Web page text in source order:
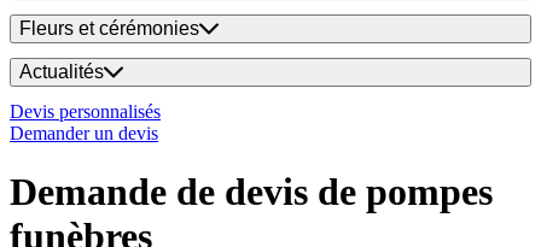
Fleurs et cérémonies
Actualités
Devis personnalisés
Demander un devis
Demande de devis de pompes
funèbres